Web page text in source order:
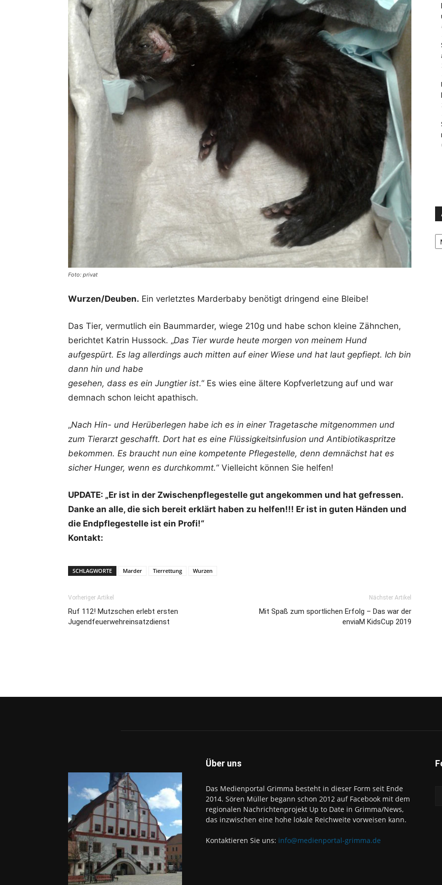
Foto: privat
Wurzen/Deuben. Ein verletztes Marderbaby benötigt dringend eine Bleibe!
Das Tier, vermutlich ein Baummarder, wiege 210g und habe schon kleine Zähnchen,
berichtet Katrin Hussock. „Das Tier wurde heute morgen von meinem Hund
aufgespürt. Es lag allerdings auch mitten auf einer Wiese und hat laut gepfiept. Ich bin
dann hin und habe
gesehen, dass es ein Jungtier ist.“ Es wies eine ältere Kopfverletzung auf und war
demnach schon leicht apathisch.
„Nach Hin- und Herüberlegen habe ich es in einer Tragetasche mitgenommen und
zum Tierarzt geschafft. Dort hat es eine Flüssigkeitsinfusion und Antibiotikaspritze
bekommen. Es braucht nun eine kompetente Pflegestelle, denn demnächst hat es
sicher Hunger, wenn es durchkommt.“ Vielleicht können Sie helfen!
UPDATE: „Er ist in der Zwischenpflegestelle gut angekommen und hat gefressen.
Danke an alle, die sich bereit erklärt haben zu helfen!!! Er ist in guten Händen und
die Endpflegestelle ist ein Profi!“
Kontakt:
SCHLAGWORTE Marder Tierrettung Wurzen
Vorheriger Artikel
Ruf 112! Mutzschen erlebt ersten
Jugendfeuerwehreinsatzdienst
Nächster Artikel
Mit Spaß zum sportlichen Erfolg – Das war der
enviaM KidsCup 2019
Über uns
Das Medienportal Grimma besteht in dieser Form seit Ende
2014. Sören Müller begann schon 2012 auf Facebook mit dem
regionalen Nachrichtenprojekt Up to Date in Grimma/News,
das inzwischen eine hohe lokale Reichweite vorweisen kann.
Kontaktieren Sie uns: info@medienportal-grimma.de